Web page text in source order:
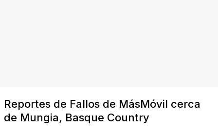
Reportes de Fallos de MásMóvil cerca
de Mungia, Basque Country